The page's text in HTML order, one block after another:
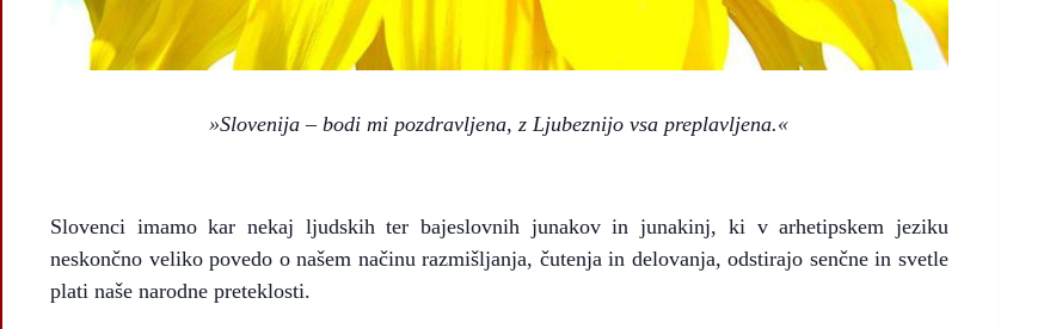
»Slovenija – bodi mi pozdravljena, z Ljubeznijo vsa preplavljena.«
Slovenci imamo kar nekaj ljudskih ter bajeslovnih junakov in junakinj, ki v arhetipskem jeziku
neskončno veliko povedo o našem načinu razmišljanja, čutenja in delovanja, odstirajo senčne in svetle
plati naše narodne preteklosti.